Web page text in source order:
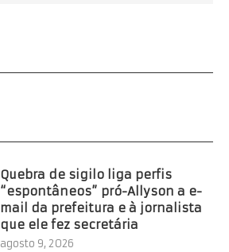
Quebra de sigilo liga perfis
“espontâneos” pró-Allyson a e-
mail da prefeitura e à jornalista
que ele fez secretária
agosto 9, 2026